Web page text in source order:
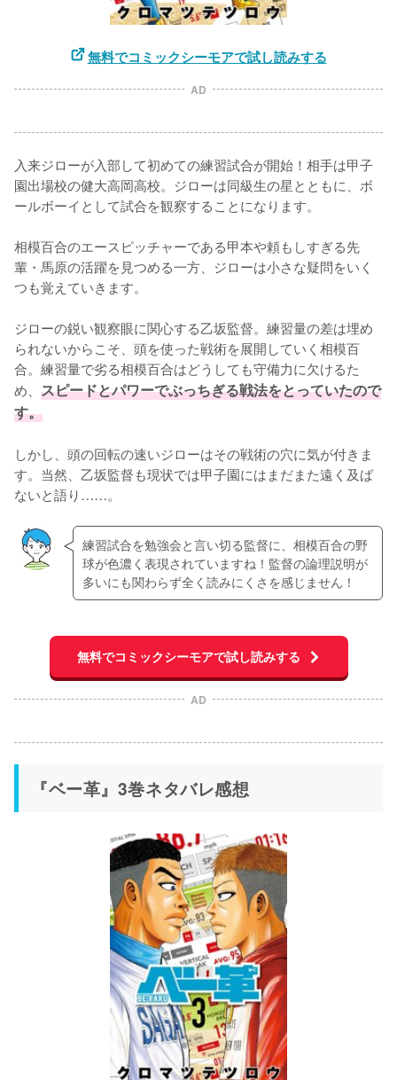
無料でコミックシーモアで試し読みする
AD
入来ジローが入部して初めての練習試合が開始！相手は甲子
園出場校の健大高岡高校。ジローは同級生の星とともに、ボ
ールボーイとして試合を観察することになります。
相模百合のエースピッチャーである甲本や頼もしすぎる先
輩・馬原の活躍を見つめる一方、ジローは小さな疑問をいく
つも覚えていきます。
ジローの鋭い観察眼に関心する乙坂監督。練習量の差は埋め
られないからこそ、頭を使った戦術を展開していく相模百
合。練習量で劣る相模百合はどうしても守備力に欠けるた
め、 スピードとパワーでぶっちぎる戦法をとっていたので
す。
しかし、頭の回転の速いジローはその戦術の穴に気が付きま
す。当然、乙坂監督も現状では甲子園にはまだまた遠く及ば
ないと語り……。
練習試合を勉強会と言い切る監督に、相模百合の野
球が色濃く表現されていますね！監督の論理説明が
多いにも関わらず全く読みにくさを感じません！
無料でコミックシーモアで試し読みする
AD
『ベー革』3巻ネタバレ感想